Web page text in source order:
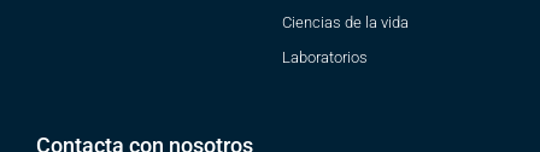
Ciencias de la vida
Laboratorios
Contacta con nosotros